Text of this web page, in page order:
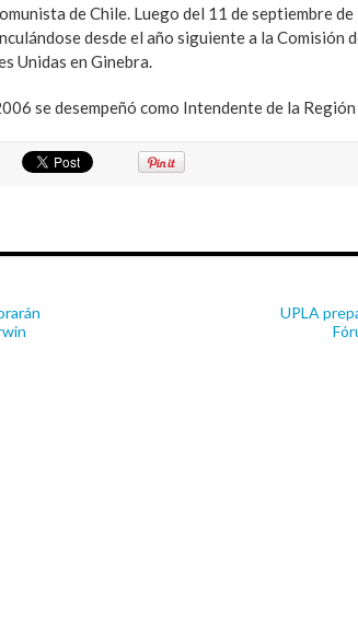
de Chile. Luego del 11 de septiembre
desde el año siguiente a la Comisión
Unidas en Ginebra.
se desempeñó como Intendente de la Región
UPLA